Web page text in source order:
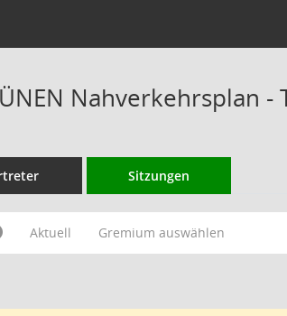
Nahverkehrsplan -
Sitzungen
Aktuell Gremium auswählen